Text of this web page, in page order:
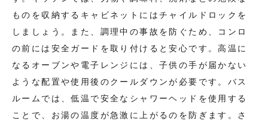
ものを収納するキャビネットにはチャイルドロックを
しましょう。また、調理中の事故を防ぐため、コンロ
の前には安全ガードを取り付けると安心です。高温に
なるオーブンや電子レンジには、子供の手が届かない
ような配置や使用後のクールダウンが必要です。バス
ルームでは、低温で安全なシャワーヘッドを使用する
ことで、お湯の温度が急激に上がるのを防ぎます。さ